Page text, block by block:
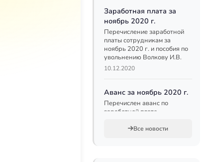
Заработная плата за
ноябрь 2020 г.
Перечисление заработной
платы сотрудникам за
ноябрь 2020 г. и пособия по
увольнению Волкову И.В.
10.12.2020
Аванс за ноябрь 2020 г.
Перечислен аванс по
заработной плате
Все новости